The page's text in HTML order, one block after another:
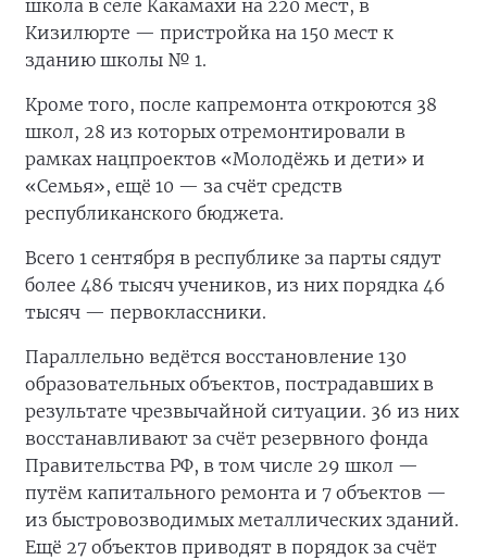
школа в селе Какамахи на 220 мест, в
Кизилюрте — пристройка на 150 мест к
зданию школы № 1.
Кроме того, после капремонта откроются 38
школ, 28 из которых отремонтировали в
рамках нацпроектов «Молодёжь и дети» и
«Семья», ещё 10 — за счёт средств
республиканского бюджета.
Всего 1 сентября в республике за парты сядут
более 486 тысяч учеников, из них порядка 46
тысяч — первоклассники.
Параллельно ведётся восстановление 130
образовательных объектов, пострадавших в
результате чрезвычайной ситуации. 36 из них
восстанавливают за счёт резервного фонда
Правительства РФ, в том числе 29 школ —
путём капитального ремонта и 7 объектов —
из быстровозводимых металлических зданий.
Ещё 27 объектов приводят в порядок за счёт